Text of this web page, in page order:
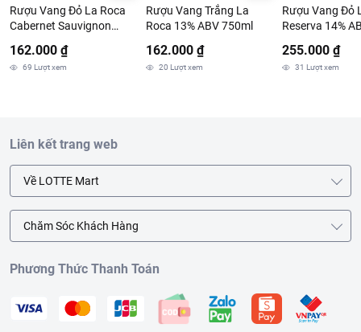
Rượu Vang Đỏ La Roca
Cabernet Sauvignon
162.000 ₫
69 Lượt xem
Rượu Vang Trắng La
Roca 13% ABV 750ml
162.000 ₫
20 Lượt xem
Rượu Vang Đỏ
Reserva 14%
255.000 ₫
31 Lượt xem
Liên kết trang web
Về LOTTE Mart
Chăm Sóc Khách Hàng
Phương Thức Thanh Toán